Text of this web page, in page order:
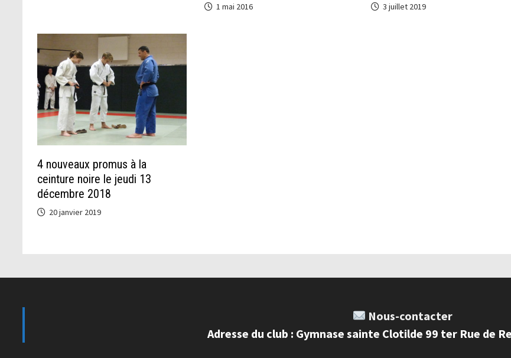
1 mai 2016 3 juillet 2019
4 nouveaux promus à la
ceinture noire le jeudi 13
décembre 2018
20 janvier 2019
Nous-contacter
Adresse du club : Gymnase sainte Clotilde 99 ter Rue de